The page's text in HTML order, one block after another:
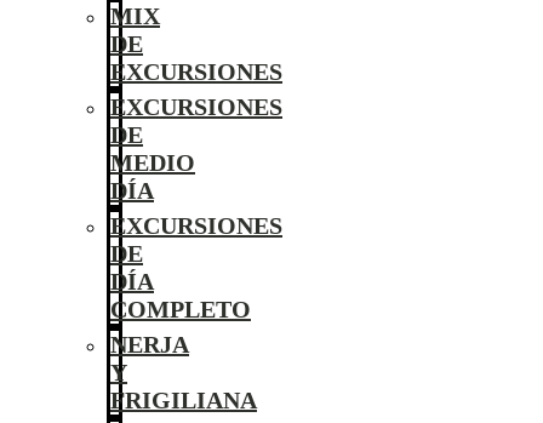
MIX
DE
EXCURSIONES
EXCURSIONES
DE
MEDIO
DÍA
EXCURSIONES
DE
DÍA
COMPLETO
NERJA
Y
FRIGILIANA